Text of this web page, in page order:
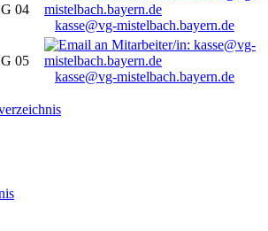
04
kasse@vg-mistelbach.bayern.de
05
kasse@vg-mistelbach.bayern.de